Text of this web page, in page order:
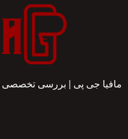
مافیا جی پی | بررسی تخصصی